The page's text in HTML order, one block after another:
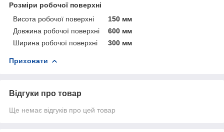
Розміри робочої поверхні
Висота робочої поверхні
150 мм
Довжина робочої поверхні
600 мм
Ширина робочої поверхні
300 мм
Приховати
Відгуки про товар
Ще немає відгуків про цей товар